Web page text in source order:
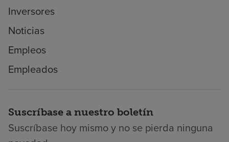
Inversores
Noticias
Empleos
Empleados
Suscríbase a nuestro boletín
Suscríbase hoy mismo y no se pierda ninguna